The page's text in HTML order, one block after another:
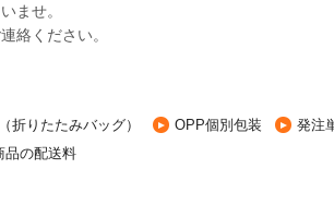
ませ。
絡ください。
折りたたみバッグ） OPP個別包装 発注
品の配送料